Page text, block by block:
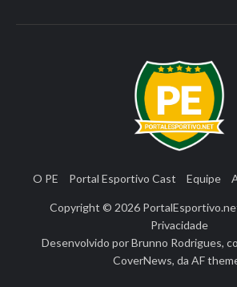
O PE Portal Esportivo Cast Equipe
Copyright © 2026
Privacidade
Desenvolvido porBrunno Rodrigues,
CoverNews, da AF